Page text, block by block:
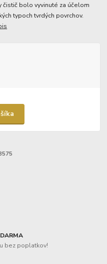
bolo vyvinuté za účelom
typoch tvrdých povrchov.
bez poplatkov!